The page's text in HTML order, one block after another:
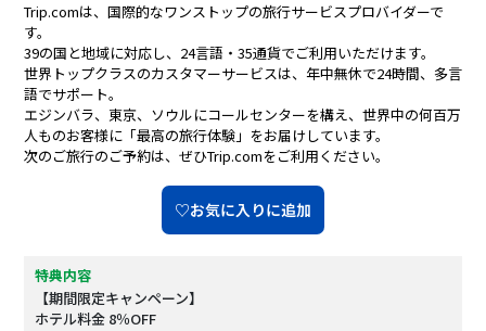
Trip.comは、国際的なワンストップの旅行サービスプロバイダーで
す。
39の国と地域に対応し、24言語・35通貨でご利用いただけます。
世界トップクラスのカスタマーサービスは、年中無休で24時間、多言
語でサポート。
エジンバラ、東京、ソウルにコールセンターを構え、世界中の何百万
人ものお客様に「最高の旅行体験」をお届けしています。
次のご旅行のご予約は、ぜひTrip.comをご利用ください。
♡お気に入りに追加
特典内容
【期間限定キャンペーン】
ホテル料金 8％OFF